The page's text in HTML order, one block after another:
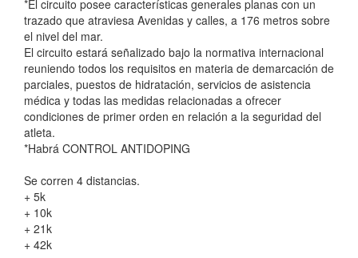
*El circuito posee características generales planas con un
trazado que atraviesa Avenidas y calles, a 176 metros sobre
el nivel del mar.
El circuito estará señalizado bajo la normativa internacional
reuniendo todos los requisitos en materia de demarcación de
parciales, puestos de hidratación, servicios de asistencia
médica y todas las medidas relacionadas a ofrecer
condiciones de primer orden en relación a la seguridad del
atleta.
*Habrá CONTROL ANTIDOPING
Se corren 4 distancias.
+ 5k
+ 10k
+ 21k
+ 42k